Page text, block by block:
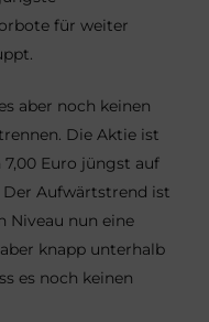
für weiter
aber noch keinen
Die Aktie ist
Euro jüngst auf
Aufwärtstrend ist
Niveau nun eine
knapp unterhalb
es noch keinen